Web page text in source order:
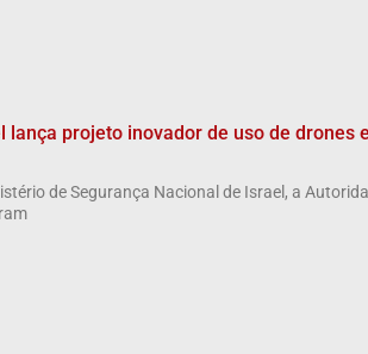
lança projeto inovador de uso de
de Segurança Nacional de Israel, a